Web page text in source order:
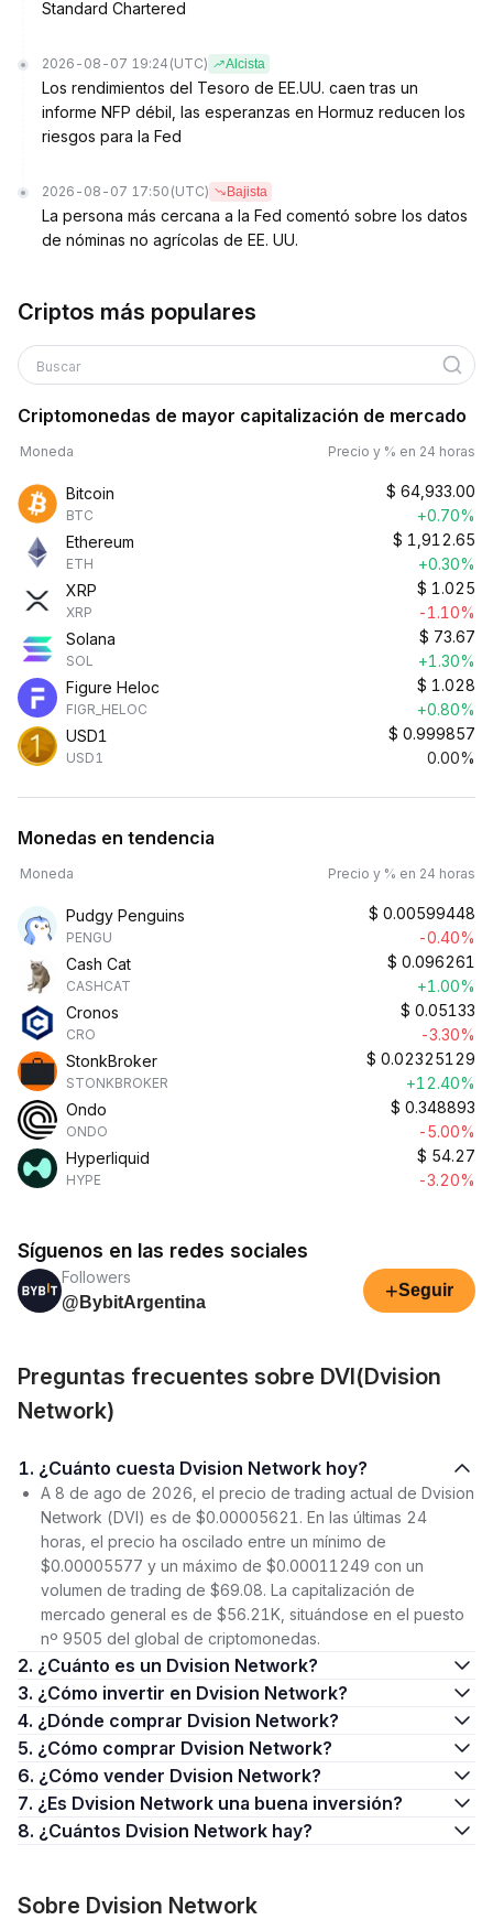
Standard Chartered
2026-08-07 19:24 (UTC) Alcista
Los rendimientos del Tesoro de EE.UU. caen tras un
informe NFP débil, las esperanzas en Hormuz reducen los
riesgos para la Fed
2026-08-07 17:50 (UTC) Bajista
La persona más cercana a la Fed comentó sobre los datos
de nóminas no agrícolas de EE. UU.
Criptos más populares
Buscar
Criptomonedas de mayor capitalización de mercado
Moneda Precio y % en 24 horas
Bitcoin
BTC
$ 64,933.00
+0.70%
Ethereum
ETH
$ 1,912.65
+0.30%
XRP
XRP
$ 1.025
-1.10%
Solana
SOL
$ 73.67
+1.30%
Figure Heloc
FIGR_HELOC
$ 1.028
+0.80%
USD1
USD1
$ 0.999857
0.00%
Monedas en tendencia
Moneda Precio y % en 24 horas
Pudgy Penguins
PENGU
$ 0.00599448
-0.40%
Cash Cat
CASHCAT
$ 0.096261
+1.00%
Cronos
CRO
$ 0.05133
-3.30%
StonkBroker
STONKBROKER
$ 0.02325129
+12.40%
Ondo
ONDO
$ 0.348893
-5.00%
Hyperliquid
HYPE
$ 54.27
-3.20%
Síguenos en las redes sociales
Followers
@BybitArgentina
+Seguir
Preguntas frecuentes sobre DVI(Dvision
Network)
1. ¿Cuánto cuesta Dvision Network hoy?
A 8 de ago de 2026, el precio de trading actual de Dvision
Network (DVI) es de $0.00005621. En las últimas 24
horas, el precio ha oscilado entre un mínimo de
$0.00005577 y un máximo de $0.00011249 con un
volumen de trading de $69.08. La capitalización de
mercado general es de $56.21K, situándose en el puesto
nº 9505 del global de criptomonedas.
2. ¿Cuánto es un Dvision Network?
3. ¿Cómo invertir en Dvision Network?
4. ¿Dónde comprar Dvision Network?
5. ¿Cómo comprar Dvision Network?
6. ¿Cómo vender Dvision Network?
7. ¿Es Dvision Network una buena inversión?
8. ¿Cuántos Dvision Network hay?
Sobre Dvision Network